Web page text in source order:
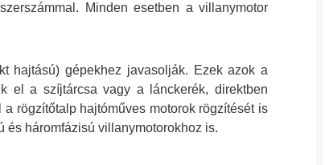
Minden esetben a villanymotor
hajtású) gépekhez javasolják. Ezek azok a
el a szíjtárcsa vagy a lánckerék, direktben
rögzítőtalp hajtóműves motorok rögzítését is
és háromfázisú villanymotorokhoz is.